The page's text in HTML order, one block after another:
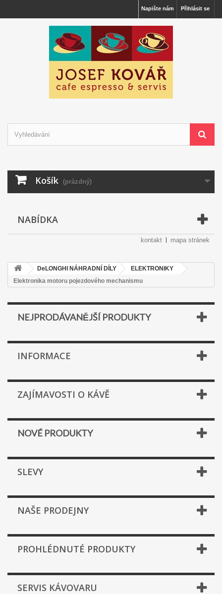
Přihlásit se
Napište nám
Košík (prázdný)
NABÍDKA
kontakt mapa stránek
DeLONGHI NÁHRADNÍ DÍLY
ELEKTRONIKY
Elektronika motoru pojezdového mechanismu
NEJPRODÁVANĚJŠÍ PRODUKTY
INFORMACE
ZAJÍMAVOSTI O KÁVĚ
NOVÉ PRODUKTY
SLEVY
NAŠE PRODEJNY
PROHLÉDNUTÉ PRODUKTY
SERVIS KÁVOVARU